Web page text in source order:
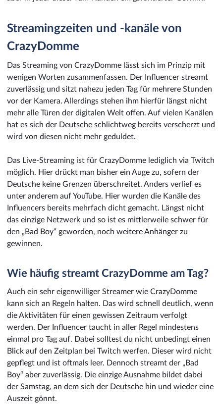
Streamingzeiten und -kanäle von
CrazyDomme
Das Streaming von CrazyDomme lässt sich im Prinzip mit
wenigen Worten zusammenfassen. Der Influencer streamt
zuverlässig und sitzt nahezu jeden Tag für mehrere Stunden
vor der Kamera. Allerdings stehen ihm hierfür längst nicht
mehr alle Türen der digitalen Welt offen. Auf vielen Kanälen
hat es sich der Deutsche schlichtweg bereits verscherzt und
wird von diesen nicht mehr geduldet.
Das Live-Streaming ist für CrazyDomme lediglich via Twitch
möglich. Hier drückt man bisher ein Auge zu, sofern der
Deutsche keine Grenzen überschreitet. Anders verlief es
unter anderem auf YouTube. Hier wurden die Kanäle des
Influencers bereits mehrfach dicht gemacht. Längst nicht
das einzige Netzwerk und so ist es mittlerweile schwer für
den „Bad Boy“ geworden, noch weitere Anhänger zu
gewinnen.
Wie häufig streamt CrazyDomme am Tag?
Auch ein sehr eigenwilliger Streamer wie CrazyDomme
kann sich an Regeln halten. Das wird schnell deutlich, wenn
die Aktivitäten für einen gewissen Zeitraum verfolgt
werden. Der Influencer taucht in aller Regel mindestens
einmal pro Tag auf. Dabei solltest du nicht unbedingt einen
Blick auf den Zeitplan bei Twitch werfen. Dieser wird nicht
gepflegt und ist oftmals leer. Dennoch streamt der „Bad
Boy“ aber zuverlässig. Die einzige Ausnahme bildet dabei
der Samstag, an dem sich der Deutsche hin und wieder eine
Auszeit gönnt.